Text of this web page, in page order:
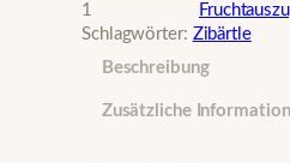
1
Schlagwörter: Zibärtle
Beschreibung
Zusätzliche Information